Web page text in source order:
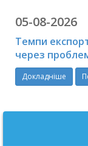
05-08-2026
Темпи
через
Докладніше